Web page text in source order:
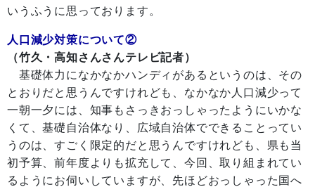
いうふうに思っております。
人口減少対策について②
（竹久・高知さんさんテレビ記者）
基礎体力になかなかハンディがあるというのは、その
とおりだと思うんですけれども、なかなか人口減少って
一朝一夕には、知事もさっきおっしゃったようにいかな
くて、基礎自治体なり、広域自治体でできることってい
うのは、すごく限定的だと思うんですけれども、県も当
初予算、前年度よりも拡充して、今回、取り組まれてい
るようにお伺いしていますが、先ほどおっしゃった国へ